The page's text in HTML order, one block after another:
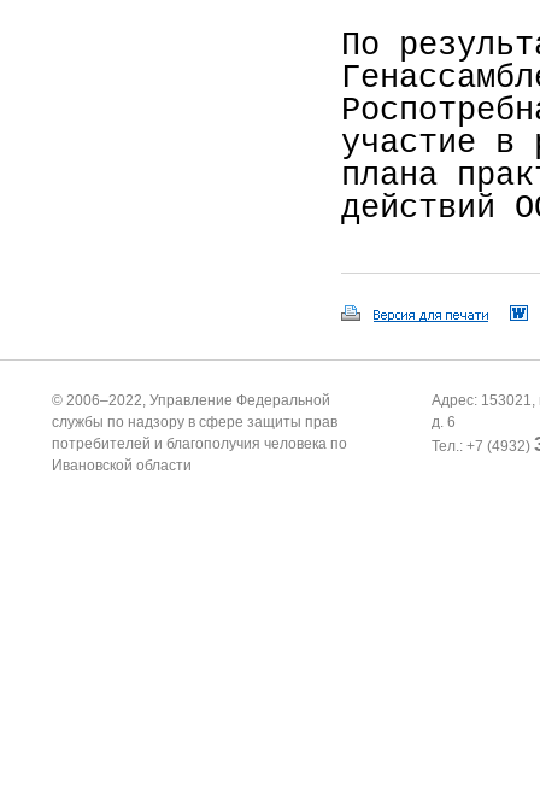
По
участие в
плана
действий
© 2006–2022, Управление Федеральной
службы по надзору в сфере защиты прав
потребителей и благополучия человека по
Ивановской области
Адрес: 153021,
д. 6
Тел.: +7 (4932)